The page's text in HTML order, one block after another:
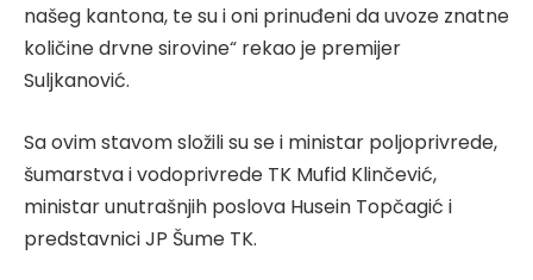
našeg kantona, te su i oni prinuđeni da uvoze znatne
količine drvne sirovine“ rekao je premijer
Suljkanović.
Sa ovim stavom složili su se i ministar poljoprivrede,
šumarstva i vodoprivrede TK Mufid Klinčević,
ministar unutrašnjih poslova Husein Topčagić i
predstavnici JP Šume TK.